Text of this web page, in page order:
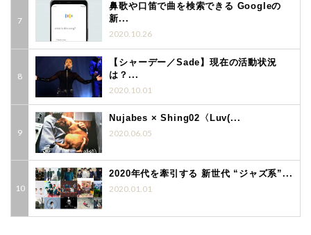
鼻歌や口笛で曲を検索できる Googleの
新...
2020.10.26
【シャーデー／Sade】現在の活動状況
は？...
2020.10.01
Nujabes × Shing02〈Luv(...
2020.06.05
2020年代を牽引する 新世代 “ジャズ系”...
2020.01.01